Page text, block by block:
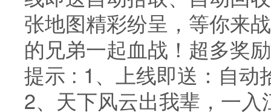
张地图精彩纷呈，等你来
的兄弟一起血战！超多奖
提示 : 1、上线即送：自动
2、天下风云出我辈，一